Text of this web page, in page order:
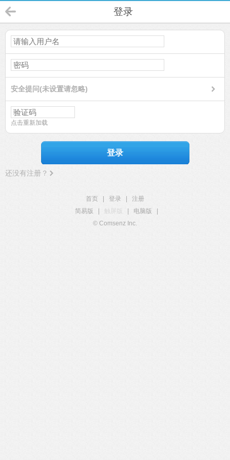
登录
安全提问(未设置请忽略)
点击重新加载
登录
还没有注册？
首页 登录
注册
简易版
触屏版 电脑版
© Comsenz Inc.